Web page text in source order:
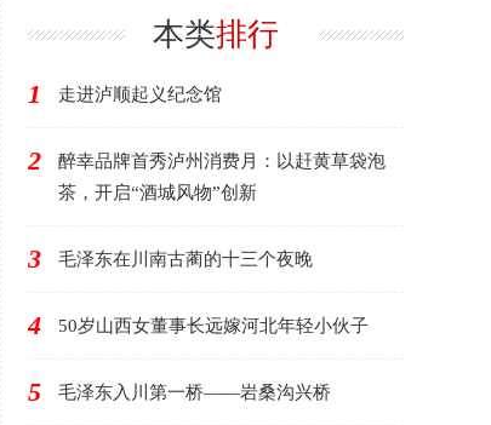
本类排行
1 走进泸顺起义纪念馆
2
醉幸品牌首秀泸州消费月：以赶黄草袋泡
茶，开启“酒城风物”创新
3 毛泽东在川南古蔺的十三个夜晚
4 50岁山西女董事长远嫁河北年轻小伙子
5 毛泽东入川第一桥——岩桑沟兴桥